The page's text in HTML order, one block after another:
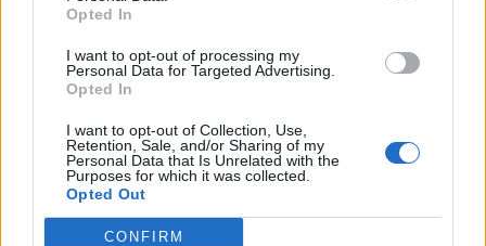
Opted In
I want to opt-out of processing my
Personal Data for Targeted Advertising.
Opted In
I want to opt-out of Collection, Use,
Retention, Sale, and/or Sharing of my
Personal Data that Is Unrelated with the
Purposes for which it was collected.
Opted Out
CONFIRM
Staran luetuimmat
1